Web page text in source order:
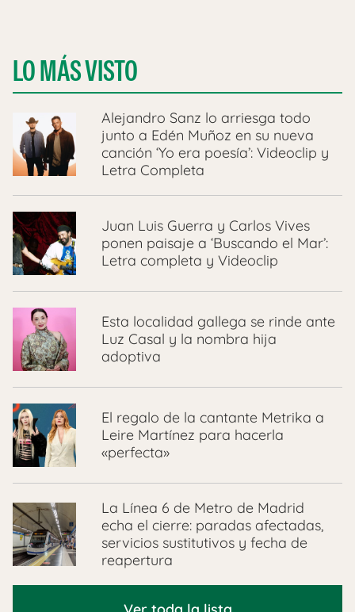
LO MÁS VISTO
Alejandro Sanz lo arriesga todo
junto a Edén Muñoz en su nueva
canción ‘Yo era poesía’: Videoclip y
Letra Completa
Juan Luis Guerra y Carlos Vives
ponen paisaje a ‘Buscando el Mar’:
Letra completa y Videoclip
Esta localidad gallega se rinde ante
Luz Casal y la nombra hija
adoptiva
El regalo de la cantante Metrika a
Leire Martínez para hacerla
«perfecta»
La Línea 6 de Metro de Madrid
echa el cierre: paradas afectadas,
servicios sustitutivos y fecha de
reapertura